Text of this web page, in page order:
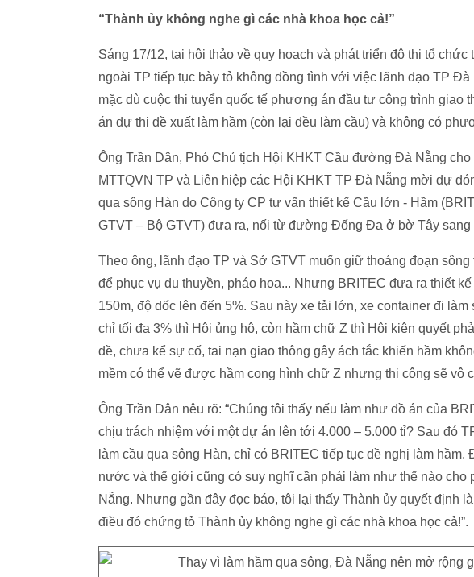
“Thành ủy không nghe gì các nhà khoa học cả!”
Sáng 17/12, tại hội thảo về quy hoạch và phát triển đô thị tổ
ngoài TP tiếp tục bày tỏ không đồng tình với việc lãnh đạo TP
mặc dù cuộc thi tuyển quốc tế phương án đầu tư công trình giao
án dự thi đề xuất làm hầm (còn lại đều làm cầu) và không có
Ông Trần Dân, Phó Chủ tịch Hội KHKT Cầu đường Đà Nẵng
MTTQVN TP và Liên hiệp các Hội KHKT TP Đà Nẵng mời dự
qua sông Hàn do Công ty CP tư vấn thiết kế Cầu lớn - Hầm
GTVT – Bộ GTVT) đưa ra, nối từ đường Đống Đa ở bờ Tây
Theo ông, lãnh đạo TP và Sở GTVT muốn giữ thoáng đoạn
để phục vụ du thuyền, pháo hoa... Nhưng BRITEC đưa ra thiết
150m, độ dốc lên đến 5%. Sau này xe tải lớn, xe container đi
chỉ tối đa 3% thì Hội ủng hộ, còn hầm chữ Z thì Hội kiên quyết
đề, chưa kể sự cố, tai nạn giao thông gây ách tắc khiến hầm
mềm có thể vẽ được hầm cong hình chữ Z nhưng thi công sẽ vô
Ông Trần Dân nêu rõ: “Chúng tôi thấy nếu làm như đồ án của
chịu trách nhiệm với một dự án lên tới 4.000 – 5.000 tỉ? Sau đó
làm cầu qua sông Hàn, chỉ có BRITEC tiếp tục đề nghị làm
nước và thế giới cũng có suy nghĩ cần phải làm như thế nào cho
Nẵng. Nhưng gần đây đọc báo, tôi lại thấy Thành ủy quyết định
điều đó chứng tỏ Thành ủy không nghe gì các nhà khoa học cả!”.